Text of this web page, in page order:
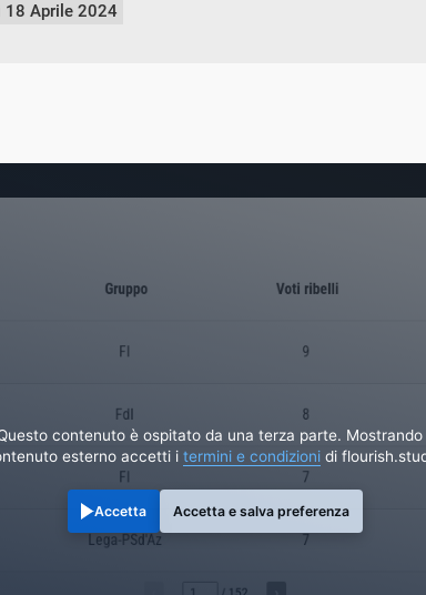
18 Aprile 2024
contenuto è ospitato da una terza parte. Mostrando
esterno accetti i termini e condizioni di
Accetta Accetta e salva preferenza